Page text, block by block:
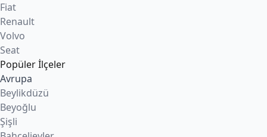
Fiat
Renault
Volvo
Seat
Popüler İlçeler
Avrupa
Beylikdüzü
Beyoğlu
Şişli